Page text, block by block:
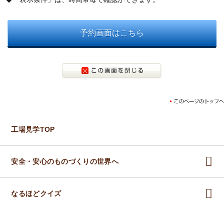
予約画面はこちら
工場見学TOP
安全・安心のものづくりの世界へ
なるほどクイズ